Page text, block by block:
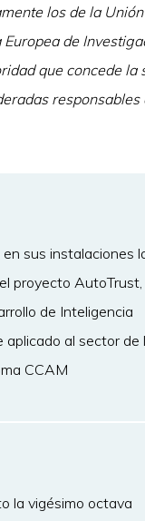
los de la
de
que concede la
responsables
sus instalaciones
proyecto AutoTrust,
de Inteligencia
al sector de
CCAM
la vigésimo octava